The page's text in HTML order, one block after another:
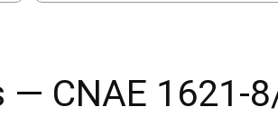
— CNAE 1621-